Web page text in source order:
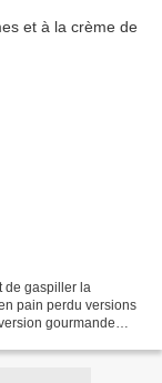
de gaspiller la
pain perdu versions
gourmande